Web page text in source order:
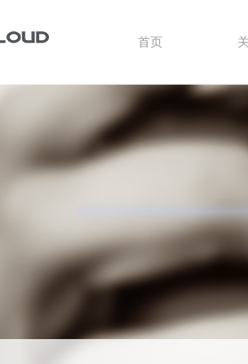
首页